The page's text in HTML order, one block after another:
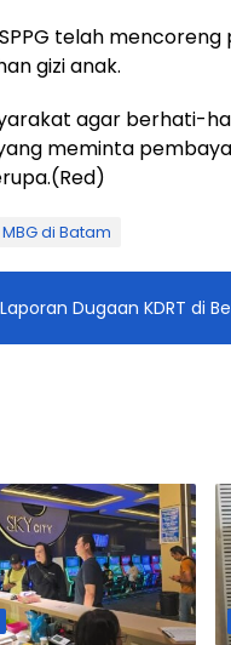
telah
gizi anak.
agar berhati-
meminta
di Batam
Dugaan KDRT di